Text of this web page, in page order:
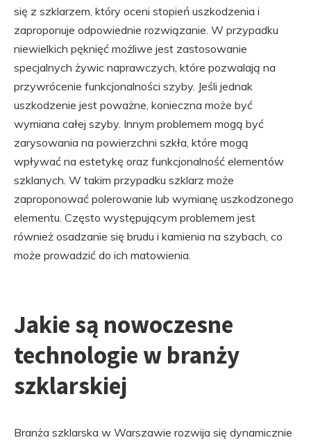
się z szklarzem, który oceni stopień uszkodzenia i
zaproponuje odpowiednie rozwiązanie. W przypadku
niewielkich pęknięć możliwe jest zastosowanie
specjalnych żywic naprawczych, które pozwalają na
przywrócenie funkcjonalności szyby. Jeśli jednak
uszkodzenie jest poważne, konieczna może być
wymiana całej szyby. Innym problemem mogą być
zarysowania na powierzchni szkła, które mogą
wpływać na estetykę oraz funkcjonalność elementów
szklanych. W takim przypadku szklarz może
zaproponować polerowanie lub wymianę uszkodzonego
elementu. Często występującym problemem jest
również osadzanie się brudu i kamienia na szybach, co
może prowadzić do ich matowienia.
Jakie są nowoczesne
technologie w branży
szklarskiej
Branża szklarska w Warszawie rozwija się dynamicznie